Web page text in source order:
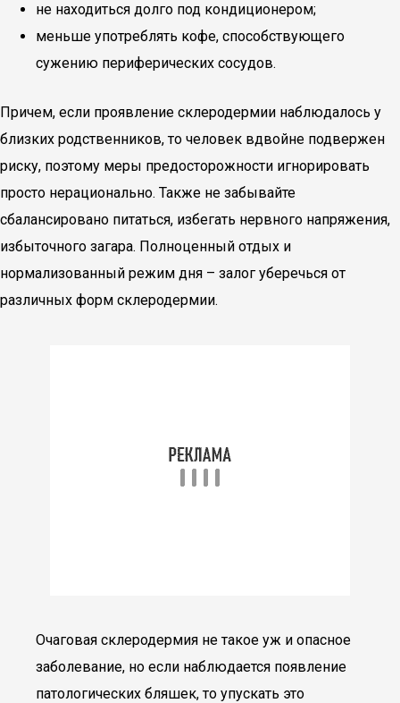
не находиться долго под кондиционером;
меньше употреблять кофе, способствующего
сужению периферических сосудов.
Причем, если проявление склеродермии наблюдалось у
близких родственников, то человек вдвойне подвержен
риску, поэтому меры предосторожности игнорировать
просто нерационально. Также не забывайте
сбалансировано питаться, избегать нервного напряжения,
избыточного загара. Полноценный отдых и
нормализованный режим дня – залог уберечься от
различных форм склеродермии.
Очаговая склеродермия не такое уж и опасное
заболевание, но если наблюдается появление
патологических бляшек, то упускать это